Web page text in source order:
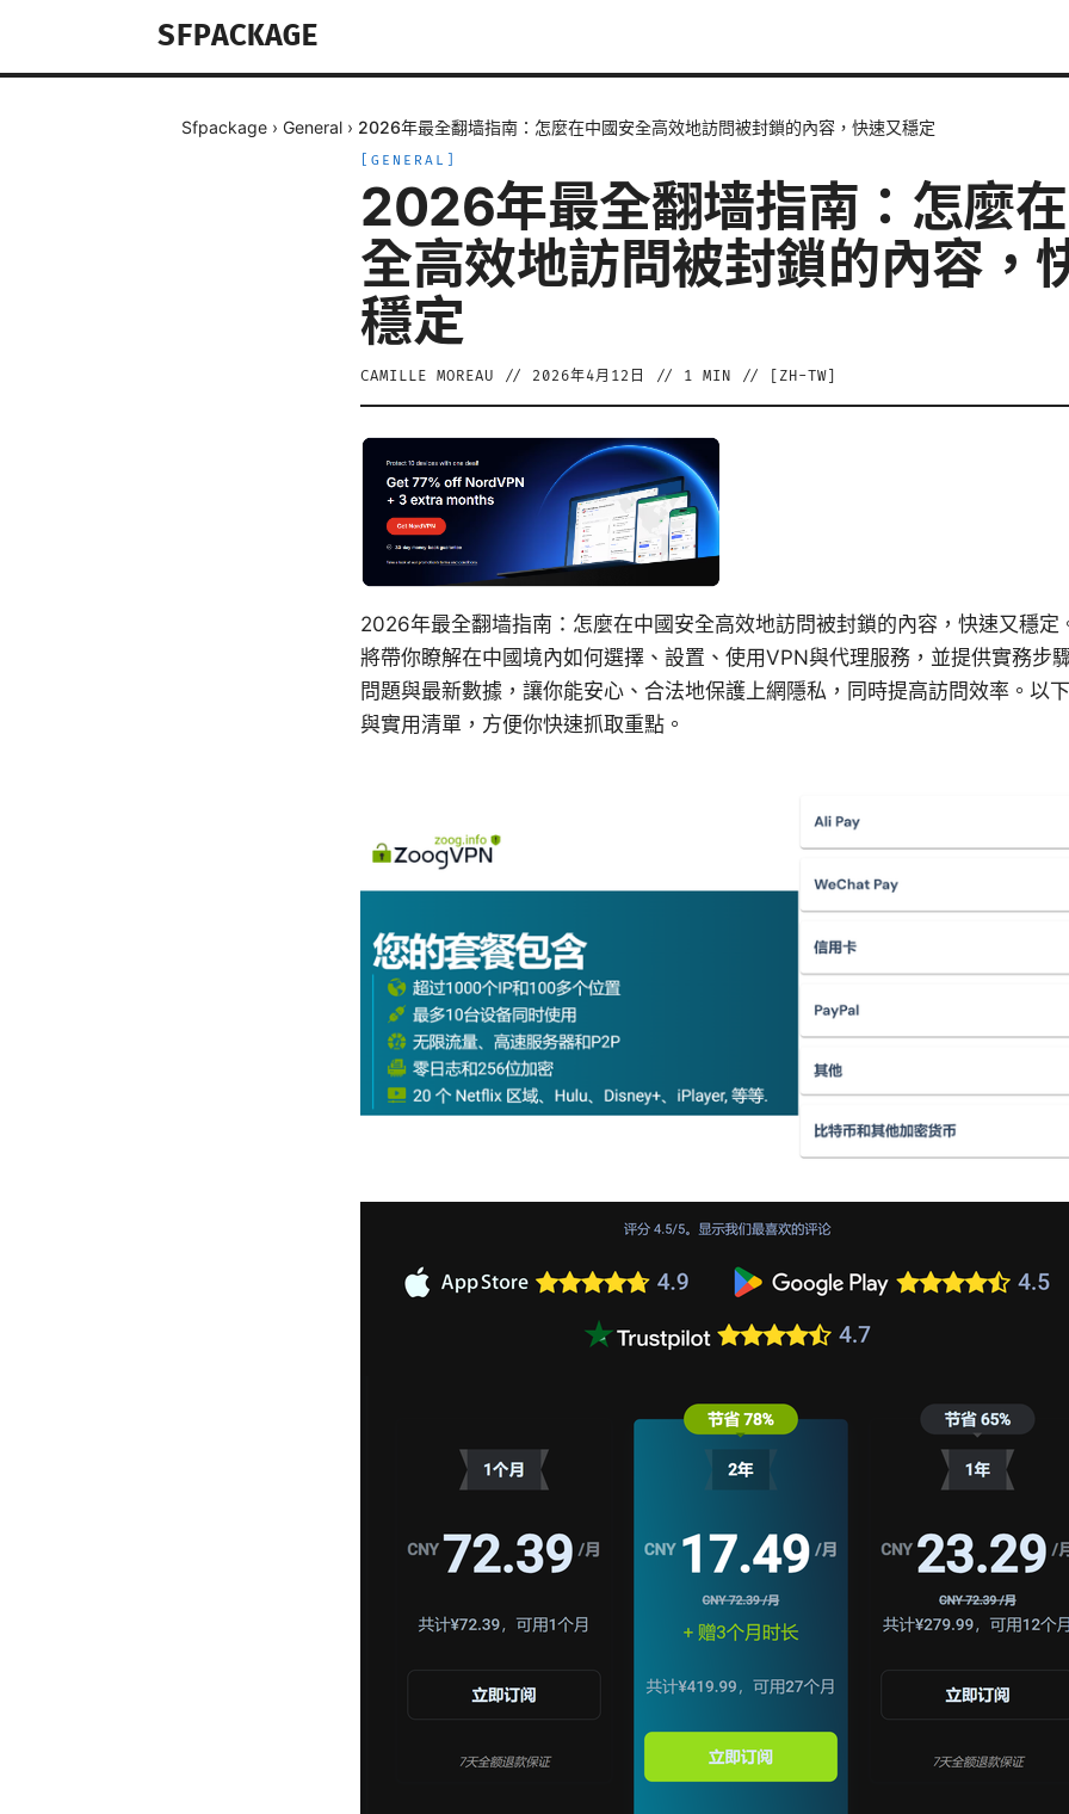
SFPACKAGE
Sfpackage › General › 2026年最全翻墙指南：怎麼在中國安全高效地訪問被封鎖的內容，快速又穩定
GENERAL
2026年最全翻墙指南：怎麼
全高效地訪問被封鎖的內容，
穩定
CAMILLE MOREAU // 2026年4月12日 // 1 MIN // [ ZH-TW
2026年最全翻墙指南：怎麼在中國安全高效地訪問被封鎖的內容，快速又穩定
將帶你瞭解在中國境內如何選擇、設置、使用VPN與代理服務，並提供實務步
問題與最新數據，讓你能安心、合法地保護上網隱私，同時提高訪問效率。以
與實用清單，方便你快速抓取重點。